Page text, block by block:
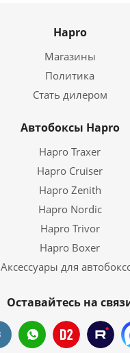
Hapro
Магазины
Политика
Стать дилером
Автобоксы Hapro
Hapro Traxer
Hapro Cruiser
Hapro Zenith
Hapro Nordic
Hapro Trivor
Hapro Boxer
Аксессуары для
Оставайтесь на